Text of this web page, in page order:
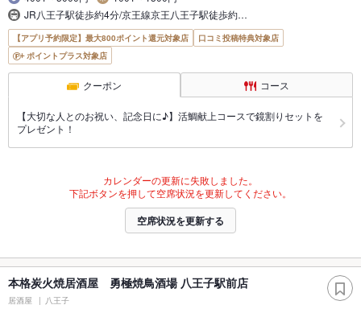
JR八王子駅徒歩約4分/京王線京王八王子駅徒歩約…
【アプリ予約限定】最大800ポイント還元対象店
口コミ投稿特典対象店
ポイントプラス対象店
クーポン コース
【大切な人とのお祝い、記念日に♪】活鯛献上コースで鏡割りセットを
プレゼント！
カレンダーの更新に失敗しました。
下記ボタンを押して空席状況を更新してください。
空席状況を更新する
本格炭火焼居酒屋 勇極焼鳥酒場 八王子駅前店
居酒屋 八王子